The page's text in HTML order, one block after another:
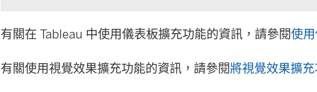
結
新
有關在 Tableau 中使用儀表板擴充功能的資訊，請參閱使
有關使用視覺效果擴充功能的資訊，請參閱將視覺效果擴